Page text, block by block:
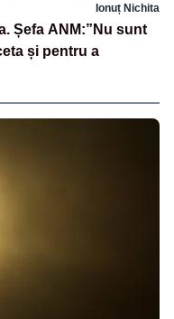
Ionuț Nichita
Șefa ANM:”Nu sunt
și pentru a